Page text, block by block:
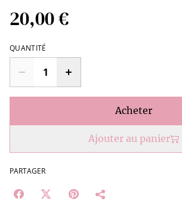
20,00 €
QUANTITÉ
Acheter
Ajouter au panier
PARTAGER